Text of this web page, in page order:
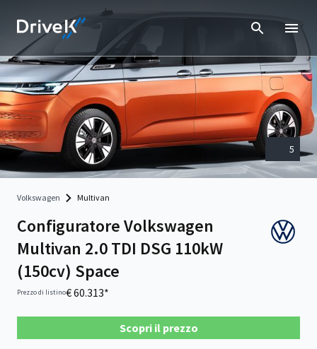
5
Volkswagen Multivan
Configuratore Volkswagen
Multivan 2.0 TDI DSG 110kW
(150cv) Space
Prezzo di listino€ 60.313*
Scopri il prezzo